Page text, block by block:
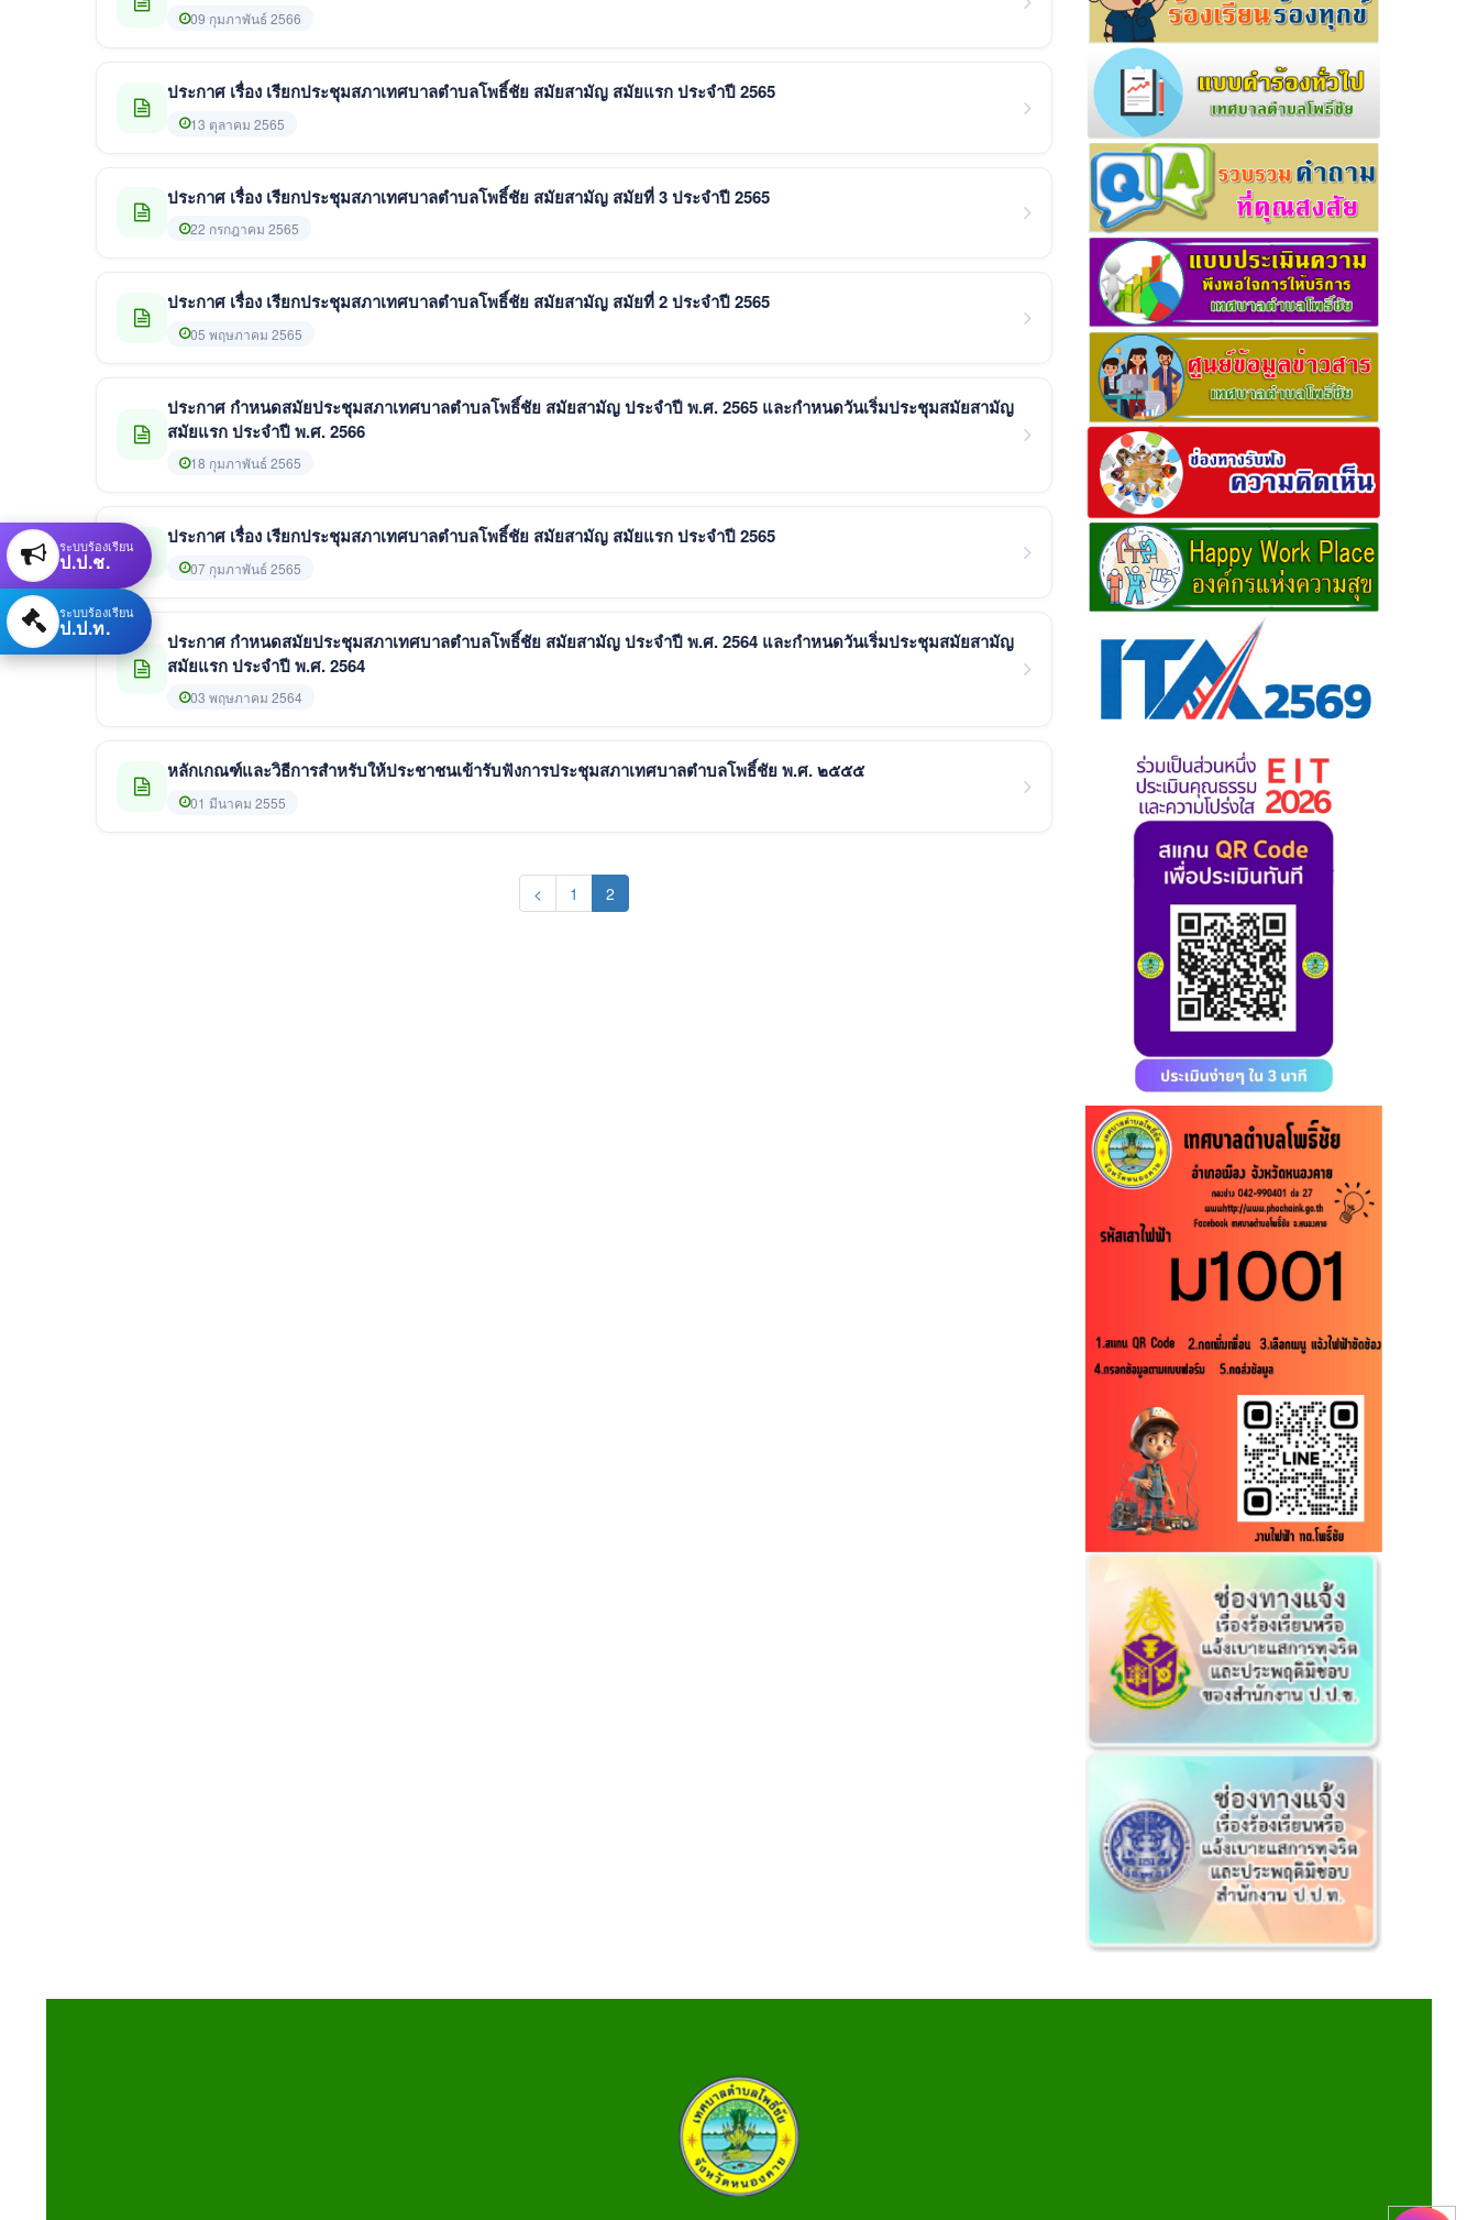
09 กุมภาพันธ์ 2566
ประกาศ เรื่อง เรียกประชุมสภาเทศบาลตำบลโพธิ์ชัย สมัยสามัญ สมัยแรก ประจำปี 2565
13 ตุลาคม 2565
ประกาศ เรื่อง เรียกประชุมสภาเทศบาลตำบลโพธิ์ชัย สมัยสามัญ สมัยที่ 3 ประจำปี 2565
22 กรกฎาคม 2565
ประกาศ เรื่อง เรียกประชุมสภาเทศบาลตำบลโพธิ์ชัย สมัยสามัญ สมัยที่ 2 ประจำปี 2565
05 พฤษภาคม 2565
ประกาศ กำหนดสมัยประชุมสภาเทศบาลตำบลโพธิ์ชัย สมัยสามัญ ประจำปี พ.ศ. 2565 และกำหนดวันเริ่มประชุมสมัยสามัญ
สมัยแรก ประจำปี พ.ศ. 2566
18 กุมภาพันธ์ 2565
ประกาศ เรื่อง เรียกประชุมสภาเทศบาลตำบลโพธิ์ชัย สมัยสามัญ สมัยแรก ประจำปี 2565
07 กุมภาพันธ์ 2565
ประกาศ กำหนดสมัยประชุมสภาเทศบาลตำบลโพธิ์ชัย สมัยสามัญ ประจำปี พ.ศ. 2564 และกำหนดวันเริ่มประชุมสมัยสามัญ
สมัยแรก ประจำปี พ.ศ. 2564
03 พฤษภาคม 2564
หลักเกณฑ์และวิธีการสำหรับให้ประชาชนเข้ารับฟังการประชุมสภาเทศบาลตำบลโพธิ์ชัย พ.ศ. ๒๕๕๕
01 มีนาคม 2555
< 1 2
ระบบร้องเรียน
ป.ป.ช.
ระบบร้องเรียน
ป.ป.ท.